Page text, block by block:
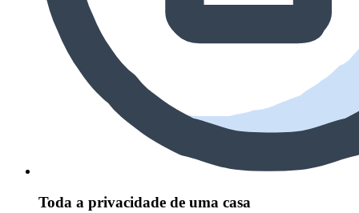
Toda a privacidade de uma casa